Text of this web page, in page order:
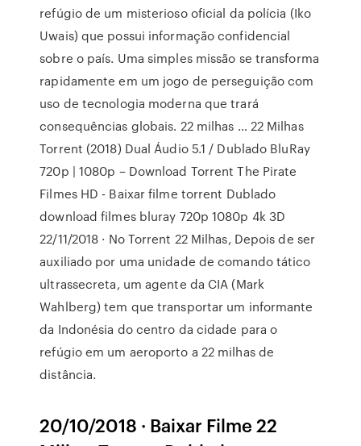
refúgio de um misterioso oficial da polícia (Iko
Uwais) que possui informação confidencial
sobre o país. Uma simples missão se transforma
rapidamente em um jogo de perseguição com
uso de tecnologia moderna que trará
consequências globais. 22 milhas … 22 Milhas
Torrent (2018) Dual Áudio 5.1 / Dublado BluRay
720p | 1080p – Download Torrent The Pirate
Filmes HD - Baixar filme torrent Dublado
download filmes bluray 720p 1080p 4k 3D
22/11/2018 · No Torrent 22 Milhas, Depois de ser
auxiliado por uma unidade de comando tático
ultrassecreta, um agente da CIA (Mark
Wahlberg) tem que transportar um informante
da Indonésia do centro da cidade para o
refúgio em um aeroporto a 22 milhas de
distância.
20/10/2018 · Baixar Filme 22